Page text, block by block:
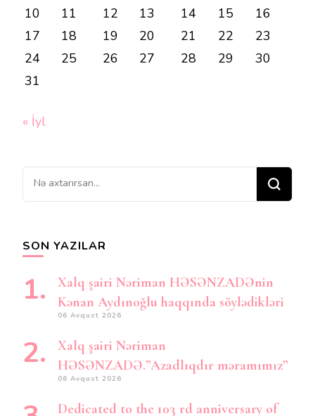
10
11 12 13 14 15
16
17
18 19 20 21 22
23
24
25 26 27 28 29
30
31
« İyl
Bir
şey
SON YAZILAR
Xalq şairi Nəriman HƏSƏNZADƏnin
Kənan Aydınoğlu haqqında söylədikləri
06 Avqust 2026
Xalq şairi Nəriman
HƏSƏNZADƏ.”Azadlıqdır məramımız”
06 Avqust 2026
Dedicated to the 103 rd anniversary of